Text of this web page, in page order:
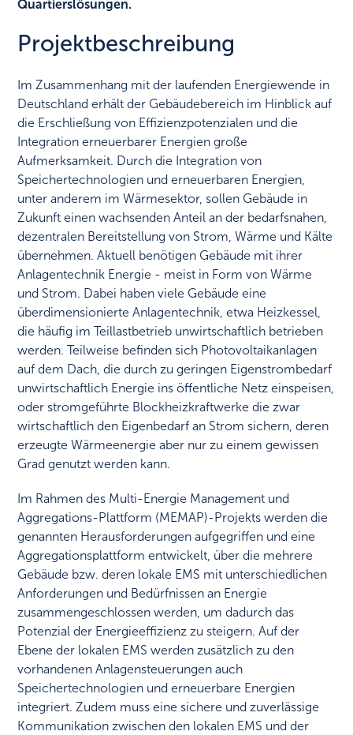
Quartierslösungen.
Projektbeschreibung
Im Zusammenhang mit der laufenden Energiewende in
Deutschland erhält der Gebäudebereich im Hinblick auf
die Erschließung von Effizienzpotenzialen und die
Integration erneuerbarer Energien große
Aufmerksamkeit. Durch die Integration von
Speichertechnologien und erneuerbaren Energien,
unter anderem im Wärmesektor, sollen Gebäude in
Zukunft einen wachsenden Anteil an der bedarfsnahen,
dezentralen Bereitstellung von Strom, Wärme und Kälte
übernehmen. Aktuell benötigen Gebäude mit ihrer
Anlagentechnik Energie - meist in Form von Wärme
und Strom. Dabei haben viele Gebäude eine
überdimensionierte Anlagentechnik, etwa Heizkessel,
die häufig im Teillastbetrieb unwirtschaftlich betrieben
werden. Teilweise befinden sich Photovoltaikanlagen
auf dem Dach, die durch zu geringen Eigenstrombedarf
unwirtschaftlich Energie ins öffentliche Netz einspeisen,
oder stromgeführte Blockheizkraftwerke die zwar
wirtschaftlich den Eigenbedarf an Strom sichern, deren
erzeugte Wärmeenergie aber nur zu einem gewissen
Grad genutzt werden kann.
Im Rahmen des Multi-Energie Management und
Aggregations-Plattform (MEMAP)-Projekts werden die
genannten Herausforderungen aufgegriffen und eine
Aggregationsplattform entwickelt, über die mehrere
Gebäude bzw. deren lokale EMS mit unterschiedlichen
Anforderungen und Bedürfnissen an Energie
zusammengeschlossen werden, um dadurch das
Potenzial der Energieeffizienz zu steigern. Auf der
Ebene der lokalen EMS werden zusätzlich zu den
vorhandenen Anlagensteuerungen auch
Speichertechnologien und erneuerbare Energien
integriert. Zudem muss eine sichere und zuverlässige
Kommunikation zwischen den lokalen EMS und der